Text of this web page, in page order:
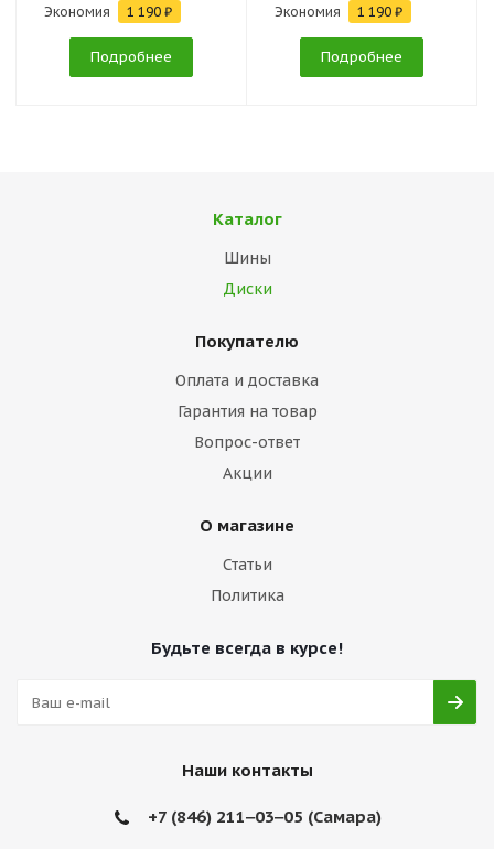
Экономия 1 190 ₽
Подробнее
Экономия 1 190 ₽
Подробнее
Каталог
Шины
Диски
Покупателю
Оплата и доставка
Гарантия на товар
Вопрос-ответ
Акции
О магазине
Статьи
Политика
Будьте всегда в курсе!
Наши контакты
+7 (846) 211‒03‒05 (Самара)